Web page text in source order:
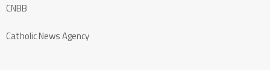
CNBB
Catholic News Agency